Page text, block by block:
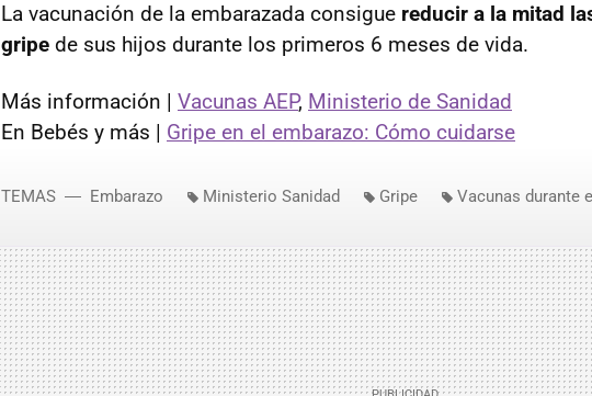
La vacunación de la embarazada consigue reducir a la mitad
gripe de sus hijos durante los primeros 6 meses de vida.
Más información | Vacunas AEP, Ministerio de Sanidad
En Bebés y más | Gripe en el embarazo: Cómo cuidarse
TEMAS Embarazo Ministerio Sanidad Gripe Vacunas durante